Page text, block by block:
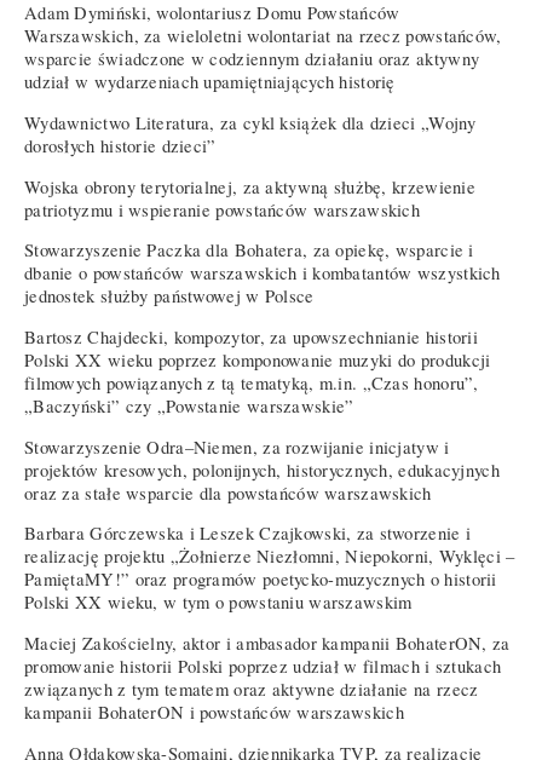
Adam Dymiński, wolontariusz Domu Powstańców
Warszawskich, za wieloletni wolontariat na rzecz powstańców,
wsparcie świadczone w codziennym działaniu oraz aktywny
udział w wydarzeniach upamiętniających historię
Wydawnictwo Literatura, za cykl książek dla dzieci „Wojny
dorosłych historie dzieci”
Wojska obrony terytorialnej, za aktywną służbę, krzewienie
patriotyzmu i wspieranie powstańców warszawskich
Stowarzyszenie Paczka dla Bohatera, za opiekę, wsparcie i
dbanie o powstańców warszawskich i kombatantów wszystkich
jednostek służby państwowej w Polsce
Bartosz Chajdecki, kompozytor, za upowszechnianie historii
Polski XX wieku poprzez komponowanie muzyki do produkcji
filmowych powiązanych z tą tematyką, m.in. „Czas honoru”,
„Baczyński” czy „Powstanie warszawskie”
Stowarzyszenie Odra–Niemen, za rozwijanie inicjatyw i
projektów kresowych, polonijnych, historycznych, edukacyjnych
oraz za stałe wsparcie dla powstańców warszawskich
Barbara Górczewska i Leszek Czajkowski, za stworzenie i
realizację projektu „Żołnierze Niezłomni, Niepokorni, Wyklęci –
PamiętaMY!” oraz programów poetycko-muzycznych o historii
Polski XX wieku, w tym o powstaniu warszawskim
Maciej Zakościelny, aktor i ambasador kampanii BohaterON, za
promowanie historii Polski poprzez udział w filmach i sztukach
związanych z tym tematem oraz aktywne działanie na rzecz
kampanii BohaterON i powstańców warszawskich
Anna Ołdakowska-Somaini, dziennikarka TVP, za realizację